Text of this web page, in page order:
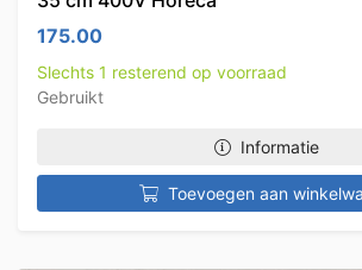
175.00
Slechts 1 resterend op voorraad
Gebruikt
Informatie
Toevoegen aan